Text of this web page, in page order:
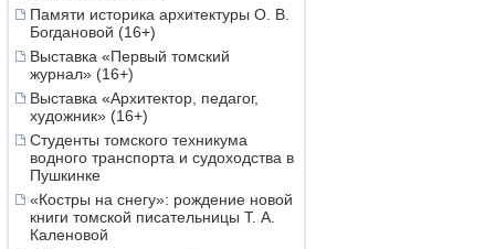
Памяти историка архитектуры О. В.
Богдановой (16+)
Выставка «Первый томский
журнал» (16+)
Выставка «Архитектор, педагог,
художник» (16+)
Студенты томского техникума
водного транспорта и судоходства в
Пушкинке
«Костры на снегу»: рождение новой
книги томской писательницы Т. А.
Каленовой